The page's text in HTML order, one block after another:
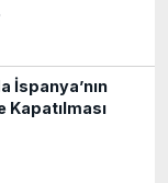
İspanya’nın